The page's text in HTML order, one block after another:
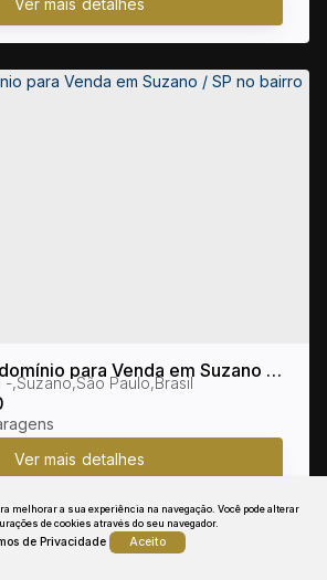
melhorar a sua experiência na navegação. Você pode alterar
de cookies através do seu navegador.
de Privacidade Aceito
para Venda em Suzano /
bairro Chácara Faggion
,Suzano,São Paulo,Brasil